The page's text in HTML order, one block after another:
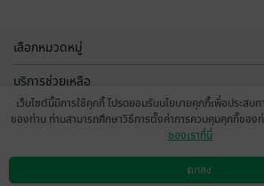
เลือกหมวดหมู่
บริการช่วยเหลือ
เกี่ยวกับเรา
ดาวน์โหลดแอป
เว็บไซต์นี้มีการใช้คุกกี้ โปรดยอมรับนโยบายคุกกี้เพื่อประสบ
ของท่าน ท่านสามารถศึกษาวิธีการตั้งค่าการควบคุมคุกกี้ของ
ของเราที่นี่
ตกลง